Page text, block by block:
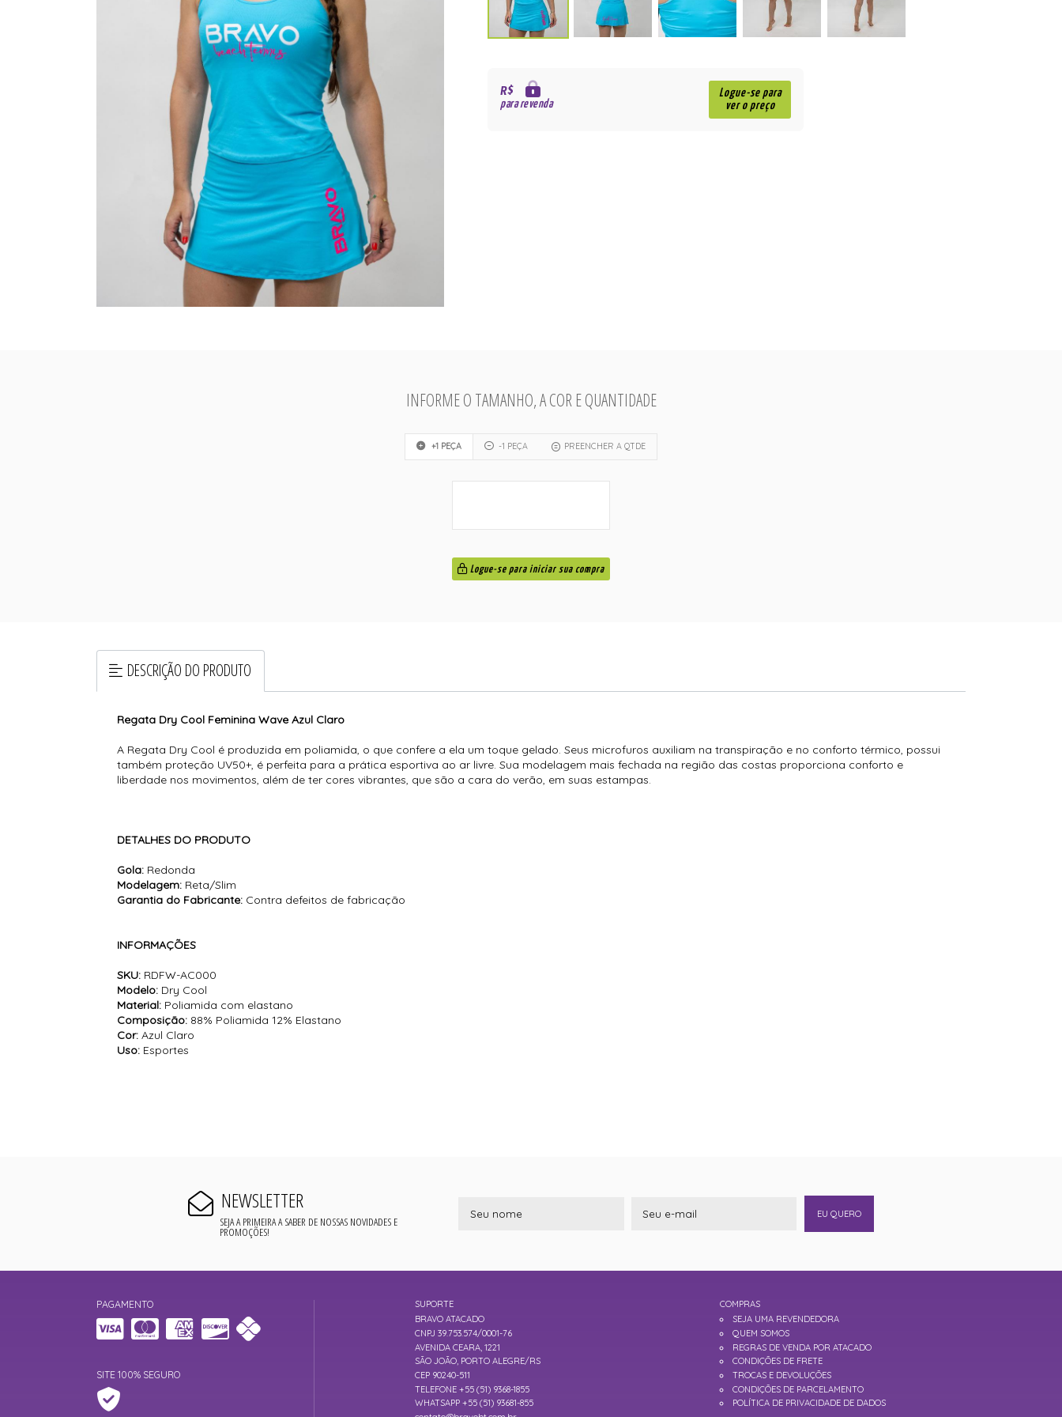
R$
para revenda
Logue-se para
ver o preço
INFORME O TAMANHO, A COR E QUANTIDADE
+1 PEÇA -1 PEÇA PREENCHER A QTDE
Logue-se para iniciar sua compra
DESCRIÇÃO DO PRODUTO
Regata Dry Cool Feminina Wave Azul Claro
A Regata Dry Cool é produzida em poliamida, o que confere a ela um toque gelado. Seus microfuros auxiliam na transpiração e no conforto térmico, possui
também proteção UV50+, é perfeita para a prática esportiva ao ar livre. Sua modelagem mais fechada na região das costas proporciona conforto e
liberdade nos movimentos, além de ter cores vibrantes, que são a cara do verão, em suas estampas.
DETALHES DO PRODUTO
Gola: Redonda
Modelagem: Reta/Slim
Garantia do Fabricante: Contra defeitos de fabricação
INFORMAÇÕES
SKU: RDFW-AC000
Modelo: Dry Cool
Material: Poliamida com elastano
Composição: 88% Poliamida 12% Elastano
Cor: Azul Claro
Uso: Esportes
NEWSLETTER
SEJA A PRIMEIRA A SABER DE NOSSAS NOVIDADES E
PROMOÇÕES!
EU QUERO
PAGAMENTO
SITE 100% SEGURO
SUPORTE
BRAVO ATACADO
CNPJ 39.753.574/0001-76
AVENIDA CEARA, 1221
SÃO JOÃO, PORTO ALEGRE/RS
CEP 90240-511
TELEFONE +55 (51) 9368-1855
WHATSAPP +55 (51) 93681-855
COMPRAS
SEJA UMA REVENDEDORA
QUEM SOMOS
REGRAS DE VENDA POR ATACADO
CONDIÇÕES DE FRETE
TROCAS E DEVOLUÇÕES
CONDIÇÕES DE PARCELAMENTO
POLÍTICA DE PRIVACIDADE DE DADOS